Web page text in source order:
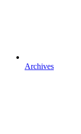
Archives